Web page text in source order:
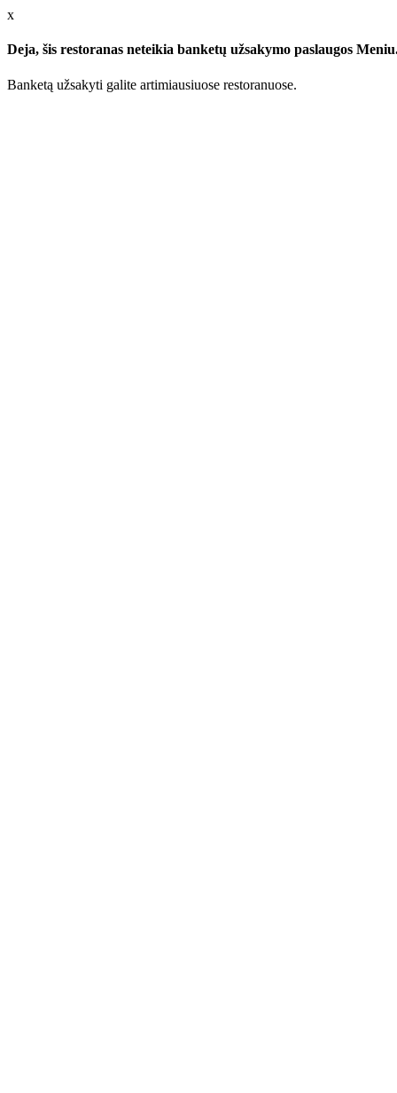
x
Deja, šis restoranas neteikia banketų užsakymo paslaugos
Banketą užsakyti galite artimiausiuose restoranuose.